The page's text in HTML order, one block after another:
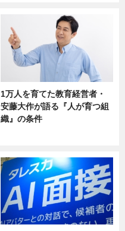
1万人を育てた教育経営者・
安藤大作が語る『人が育つ組
織』の条件